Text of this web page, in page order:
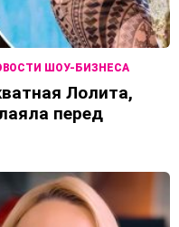
ШОУ-БИЗНЕСА
Лолита,
перед